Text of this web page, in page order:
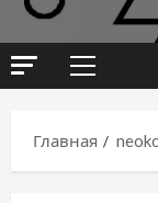
Главная